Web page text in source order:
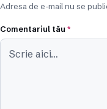
Adresa de e-mail nu se
Comentariul tău *